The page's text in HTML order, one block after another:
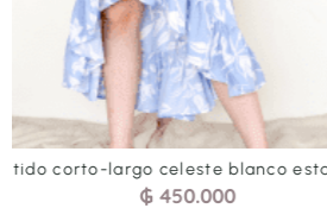
Vestido corto-largo
₲450.000